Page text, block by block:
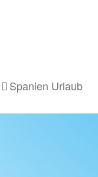
Spanien Urlaub